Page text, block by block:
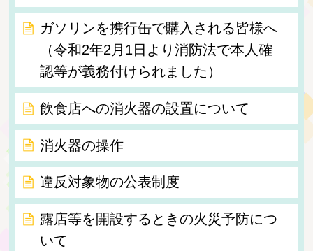
ガソリンを携行缶で購入される皆様へ
（令和2年2月1日より消防法で本人確
認等が義務付けられました）
飲食店への消火器の設置について
消火器の操作
違反対象物の公表制度
露店等を開設するときの火災予防につ
いて